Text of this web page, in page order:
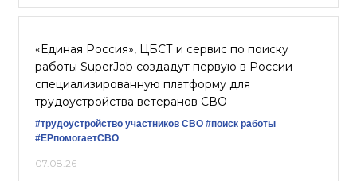
«Единая Россия», ЦБСТ и сервис по поиску
работы SuperJob создадут первую в России
специализированную платформу для
трудоустройства ветеранов СВО
#трудоустройство участников СВО #поиск работы
#ЕРпомогаетСВО
07.08.26